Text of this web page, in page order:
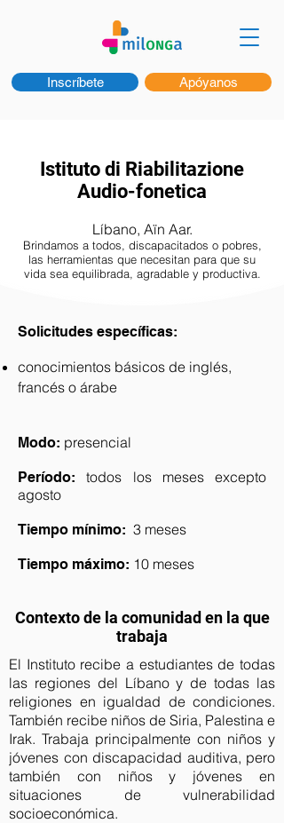
Inscríbete Apóyanos
Istituto di Riabilitazione
Audio-fonetica
Líbano, Aïn Aar.
Brindamos a todos, discapacitados o pobres,
las herramientas que necesitan para que su
vida sea equilibrada, agradable y productiva.
Solicitudes específicas:
conocimientos básicos de inglés,
francés o árabe
Modo: presencial
Período:
todos los meses excepto
agosto
Tiempo mínimo: 3 meses
Tiempo máximo: 10 meses
Contexto de la comunidad en la que
trabaja
El Instituto recibe a estudiantes de todas
las regiones del Líbano y de todas las
religiones en igualdad de condiciones.
También recibe niños de Siria, Palestina e
Irak. Trabaja principalmente con niños y
jóvenes con discapacidad auditiva, pero
también con niños y jóvenes en
situaciones de vulnerabilidad
socioeconómica.